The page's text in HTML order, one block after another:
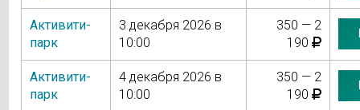
Активити-
парк
3 декабря 2026 в
10:00
350 — 2
190
Активити-
парк
4 декабря 2026 в
10:00
350 — 2
190